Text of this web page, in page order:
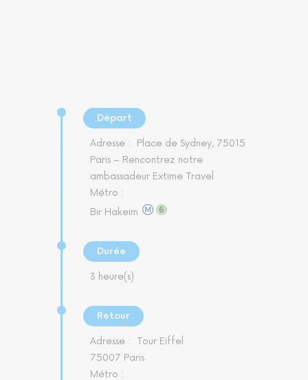
Départ
Adresse :
Place de Sydney, 75015
Paris – Rencontrez notre
ambassadeur Extime Travel
Métro :
Bir Hakeim
Durée
3 heure(s)
Retour
Adresse :
Tour Eiffel
75007 Paris
Métro :